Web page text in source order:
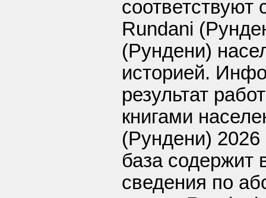
соответствуют
Rundani
(Рундени)
историей.
результат
книгами
(Рундени) 2026
база содержит
сведения по